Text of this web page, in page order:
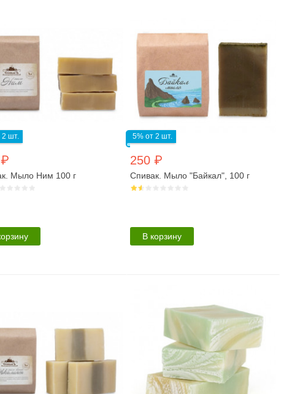
2 шт.
Мыло Ним 100 г
5% от 2 шт.
250 ₽
Спивак. Мыло "Байкал", 100 г
В корзину